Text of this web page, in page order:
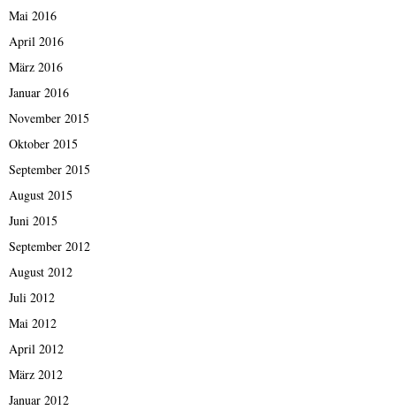
Mai 2016
April 2016
März 2016
Januar 2016
November 2015
Oktober 2015
September 2015
August 2015
Juni 2015
September 2012
August 2012
Juli 2012
Mai 2012
April 2012
März 2012
Januar 2012